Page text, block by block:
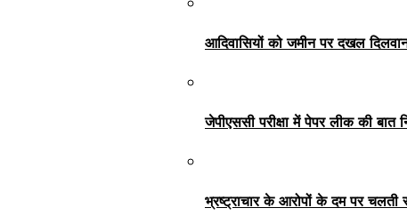
आदिवासियों को जमीन पर दखल
जेपीएससी परीक्षा में पेपर लीक की
भ्रष्ट्राचार के आरोपों के दम पर चलती